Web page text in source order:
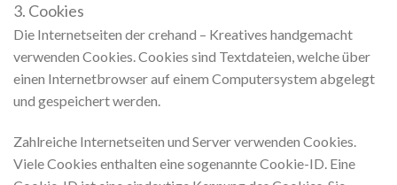
3. Cookies
Die Internetseiten der crehand – Kreatives handgemacht
verwenden Cookies. Cookies sind Textdateien, welche über
einen Internetbrowser auf einem Computersystem abgelegt
und gespeichert werden.
Zahlreiche Internetseiten und Server verwenden Cookies.
Viele Cookies enthalten eine sogenannte Cookie-ID. Eine